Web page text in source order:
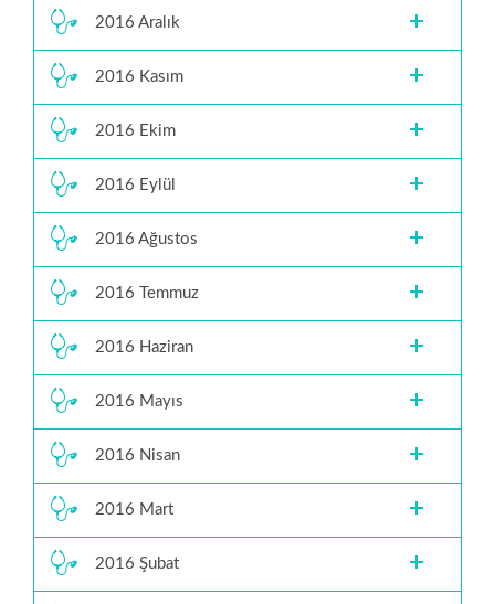
2016 Aralık
2016 Kasım
2016 Ekim
2016 Eylül
2016 Ağustos
2016 Temmuz
2016 Haziran
2016 Mayıs
2016 Nisan
2016 Mart
2016 Şubat